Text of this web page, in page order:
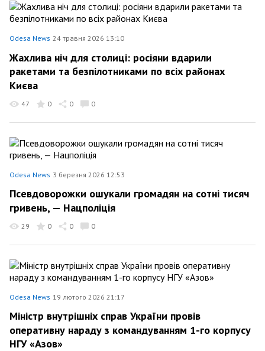
Odesa News 24 травня 2026 13:10
Жахлива ніч для столиці: росіяни вдарили
ракетами та безпілотниками по всіх районах
Києва
47 0 0 0
Odesa News 3 березня 2026 12:53
Псевдоворожки ошукали громадян на сотні тисяч
гривень, — Нацполіція
29 0 0 0
Odesa News 19 лютого 2026 21:17
Міністр внутрішніх справ України провів
оперативну нараду з командуванням 1-го корпусу
НГУ «Азов»